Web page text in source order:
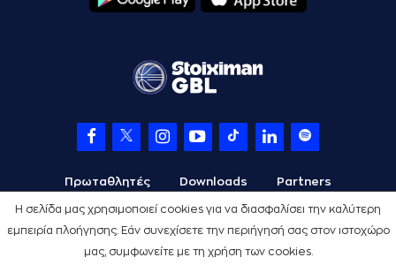
Η σελίδα μας χρησιμοποιεί cookies για να διασφαλίσει την καλύτερη
εμπειρία πλοήγησης. Εάν συνεχίσετε την περιήγησή σας στον ιστοχώρο
μας, συμφωνείτε με τη χρήση των cookies.
Πρωταθλητές Downloads Partners